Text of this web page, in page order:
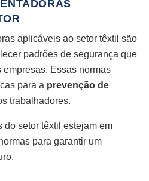
aplicáveis ao setor têxtil são
padrões de segurança que
Essas normas
para a prevenção de
trabalhadores.
do setor têxtil estejam em
para garantir um